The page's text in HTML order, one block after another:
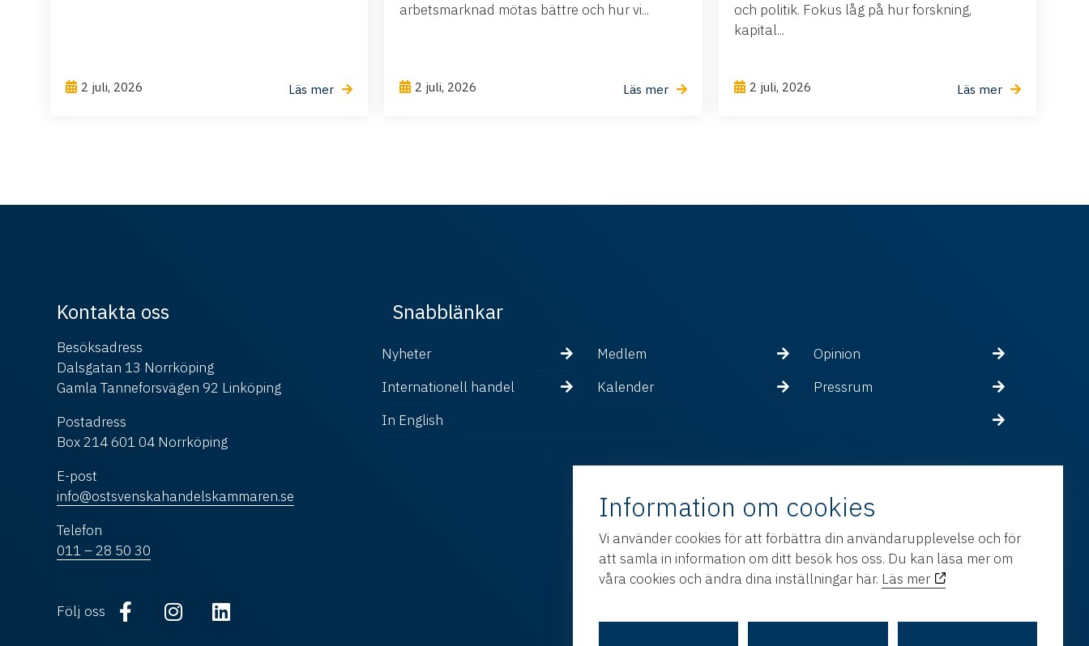
2 juli, 2026 Läs mer
arbetsmarknad mötas bättre och hur vi...
2 juli, 2026 Läs mer
och politik. Fokus låg på hur forskning,
kapital...
2 juli, 2026 Läs mer
Kontakta oss
Besöksadress
Dalsgatan 13 Norrköping
Gamla Tanneforsvägen 92 Linköping
Postadress
Box 214 601 04 Norrköping
E-post
info@ostsvenskahandelskammaren.se
Telefon
011 – 28 50 30
Följ oss
Snabblänkar
Nyheter Medlem
Opinion
Internationell handel
Kalender
Pressrum
In English
Information om cookies
Vi använder cookies för att förbättra din användarupplevelse och för
att samla in information om ditt besök hos oss. Du kan läsa mer om
våra cookies och ändra dina inställningar här. Läs mer